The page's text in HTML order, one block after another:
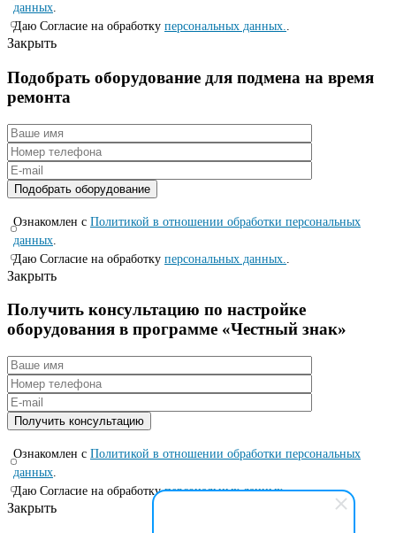
данных.
Даю Согласие на обработку персональных данных..
Закрыть
Подобрать оборудование для подмена на время
ремонта
Ознакомлен с Политикой в отношении обработки персональных
данных
Даю Согласие на обработку персональных данных.
Закрыть
Получить консультацию по настройке
оборудования в программе «Честный знак»
Ознакомлен с Политикой в отношении обработки персональных
данных.
Даю Согласие на обработкуперсональных данных..
Закрыть